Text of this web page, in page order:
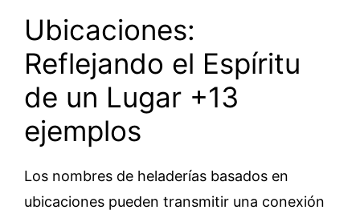
Ubicaciones:
Reflejando el Espíritu
de un Lugar +13
ejemplos
Los nombres de heladerías basados ​​en
ubicaciones pueden transmitir una conexión